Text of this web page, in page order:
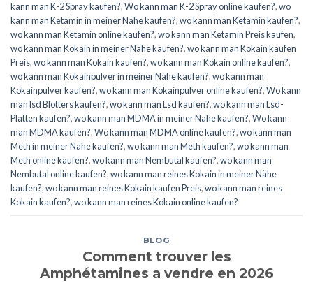
kann man K-2 Spray kaufen?,Wo kann man K-2 Spray online kaufen?,wo
kann man Ketamin in meiner Nähe kaufen?,wo kann man Ketamin kaufen?,
wo kann man Ketamin online kaufen?,wo kann man Ketamin Preis kaufen,
wo kann man Kokain in meiner Nähe kaufen?,wo kann man Kokain kaufen
Preis,wo kann man Kokain kaufen?,wo kann man Kokain online kaufen?,
wo kann man Kokainpulver in meiner Nähe kaufen?,wo kann man
Kokainpulver kaufen?,wo kann man Kokainpulver online kaufen?,Wo kann
man lsd Blotters kaufen?,wo kann man Lsd kaufen?,wo kann man Lsd-
Platten kaufen?,wo kann man MDMA in meiner Nähe kaufen?,Wo kann
man MDMA kaufen?,Wo kann man MDMA online kaufen?,wo kann man
Meth in meiner Nähe kaufen?,wo kann man Meth kaufen?,wo kann man
Meth online kaufen?,wo kann man Nembutal kaufen?,wo kann man
Nembutal online kaufen?,wo kann man reines Kokain in meiner Nähe
kaufen?,wo kann man reines Kokain kaufen Preis,wo kann man reines
Kokain kaufen?,wo kann man reines Kokain online kaufen?
BLOG
Comment trouver les
Amphétamines a vendre en 2026